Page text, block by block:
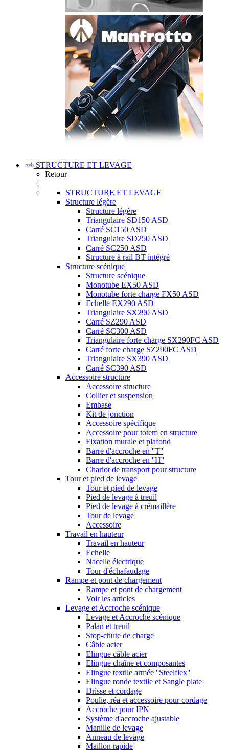
STRUCTURE ET LEVAGE
Retour
STRUCTURE ET LEVAGE
Structure légère
Structure légère
Triangulaire SD150 ASD
Carré SC150 ASD
Triangulaire SD250 ASD
Carré SC250 ASD
Structure à rail BT intégré
Structure scénique
Structure scénique
Monotube EX50 ASD
Monotube forte charge FX50 ASD
Echelle EX290 ASD
Triangulaire SX290 ASD
Carré SZ290 ASD
Carré SC300 ASD
Triangulaire forte charge SX290FC ASD
Carré forte charge SZ290FC ASD
Triangulaire SX390 ASD
Carré SC390 ASD
Accessoire structure
Accessoire structure
Collier et suspension
Embase
Kit de jonction
Accessoire spécifique
Accessoire pour totem en structure
Fixation murale et plafond
Barre d'accroche en ''T''
Barre d'accroche en ''H''
Chariot de transport pour structure
Tour et pied de levage
Tour et pied de levage
Pied de levage à treuil
Pied de levage à crémaillère
Tour de levage
Accessoire
Travail en hauteur
Travail en hauteur
Echelle
Nacelle électrique
Tour d'échafaudage
Rampe et pont de chargement
Rampe et pont de chargement
Voir les articles
Levage et Accroche scénique
Levage et Accroche scénique
Palan et treuil
Stop-chute de charge
Câble acier
Elingue câble acier
Elingue chaîne et composantes
Elingue textile armée ''Steelflex''
Elingue ronde textile et Sangle plate
Drisse et cordage
Poulie, réa et accessoire pour cordage
Accroche pour IPN
Système d'accroche ajustable
Manille de levage
Anneau de levage
Maillon rapide